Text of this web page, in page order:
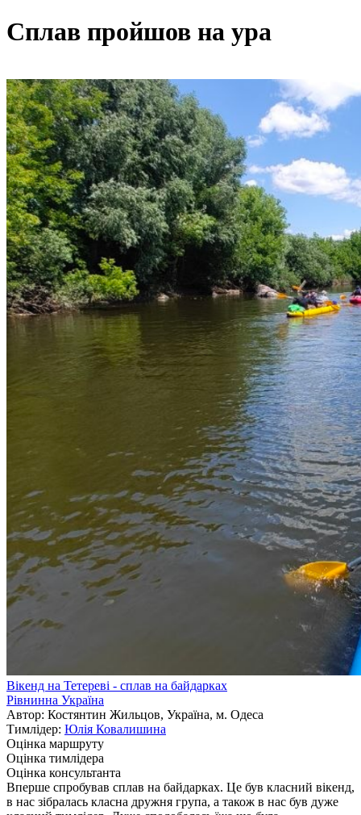
Сплав пройшов на ура
Вікенд на Тетереві - сплав на байдарках
Рівнинна Україна
Автор: Костянтин Жильцов, Україна, м. Одеса
Тимлідер: Юлія Ковалишина
Оцінка маршруту
Оцінка тимлідера
Оцінка консультанта
Вперше спробував сплав на байдарках. Це був класний вікенд,
в нас зібралась класна дружня група, а також в нас був дуже